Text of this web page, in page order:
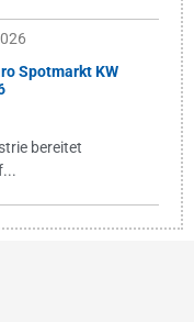
Spotmarkt KW
bereitet